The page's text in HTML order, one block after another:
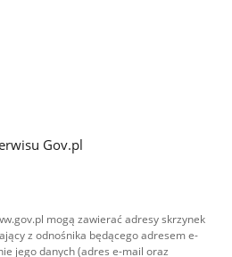
Gov.pl
mogą zawierać adresy skrzynek
z odnośnika będącego adresem e-
jego danych (adres e-mail oraz